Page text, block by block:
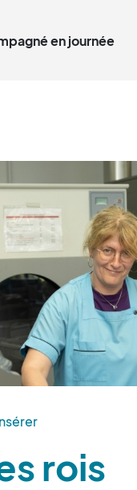
en journée
rois